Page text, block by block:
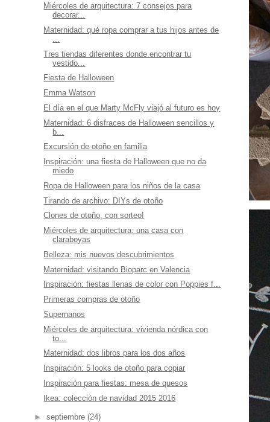
Miércoles de arquitectura: 7 consejos para
decorar...
Maternidad: qué ropa comprar a tus hijos antes de
Tres tiendas diferentes donde encontrar tu
vestido...
Fiesta de Halloween
Emma Watson
El día en el que Marty McFly viajó al futuro es hoy
Maternidad: 6 disfraces de Halloween sencillos y
b...
Excursión de otoño en familia
Inspiración: una fiesta de Halloween que no da
miedo
Ropa de Halloween para los niños de la casa
Tirando de archivo: DIYs de otoño
Clones de otoño, con sorteo!
Miércoles de arquitectura: una casa con
claraboyas
Belleza: mis nuevos descubrimientos
Maternidad: visitando Bioparc en Valencia
Inspiración: fiestas llenas de color con Poppies f...
Primeras compras de otoño
Supernanos
Miércoles de arquitectura: vivienda nórdica con
to...
Maternidad: dos libros para los dos años
Inspiración: 5 looks de otoño para copiar
Inspiración para fiestas: mesa de quesos
Ikea: colección de navidad 2015 2016
► septiembre (24)